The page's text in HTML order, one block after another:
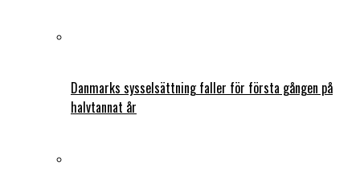
Danmarks sysselsättning faller för första gången på
halvtannat år